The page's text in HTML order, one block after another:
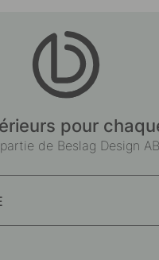
pour
de Beslag Design AB